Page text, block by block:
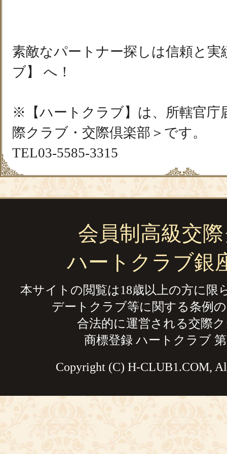
素敵なパートナー探しは信頼と実
ブ】 へ！
※【ハートクラブ】は、所轄官庁
際クラブ・交際倶楽部＞です。
TEL03-5585-3315
会員制高級交
ハートクラブ銀
本サイトの閲覧は18歳以上の方に限
デートクラブ等に関する条例
合法的に運営される交際
商標登録 ハートクラブ 第
Copyright (C) H-CLUB1.COM,